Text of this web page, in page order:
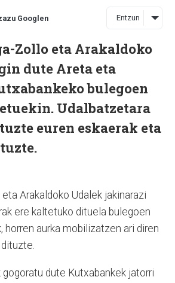
Googlen Entzun
Zollo eta Arakaldoko
dute Areta eta
bulegoen
Udalbatzetara
euren eskaerak eta
Arakaldoko Udalek jakinarazi
ere kaltetuko dituela bulegoen
horren aurka mobilizatzen ari diren
dute Kutxabankek jatorri